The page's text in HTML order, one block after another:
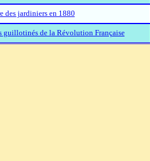
des jardiniers en 1880
guillotinés de la Révolution Française